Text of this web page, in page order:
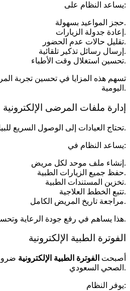
يساعد النظام على:
حجز المواعيد بسهولة.
إعادة جدولة الزيارات.
تقليل حالات عدم الحضور.
إرسال رسائل تذكير تلقائية.
تحسين استغلال وقت الأطباء.
تسهم هذه المزايا في تحسين تجربة
اليومية.
إدارة ملفات المرضى الإلكترونية
تحتاج العيادات إلى الوصول السريع للبيانات الطبية.
يساعد النظام في:
إنشاء ملف موحد لكل مريض.
حفظ جميع الزيارات الطبية.
تخزين المستندات الطبية.
تتبع الخطط العلاجية.
مراجعة تاريخ المريض الكامل.
هذا يساهم في رفع جودة الرعاية وتحسين استمرارية العلاج.
الفوترة الطبية الإلكترونية
أصبحت الفوترة الطبية الإلكترونية
الصحي السعودي.
يوفر النظام: